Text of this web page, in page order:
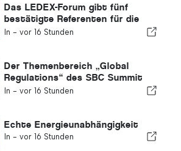
Das LEDEX-Forum gibt fünf
bestätigte Referenten für die
Algarve-KI-Konferenz bekannt
In - vor 16 Stunden
Der Themenbereich „Global
Regulations“ des SBC Summit
befasst sich mit den
Glücksspielbereich
In - vor 16 Stunden
Echte Energieunabhängigkeit
In - vor 16 Stunden